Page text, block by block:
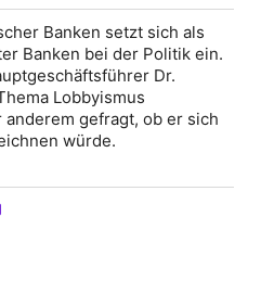
Banken setzt sich als
Banken bei der Politik ein.
Dr.
Lobbyismus
gefragt, ob er sich
würde.